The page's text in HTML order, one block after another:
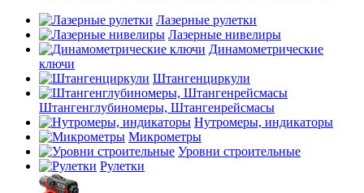
Лазерные рулетки
Лазерные нивелиры
Динамометрические
ключи
Штангенциркули
Штангенглубиномеры, Штангенрейсмасы
Нутромеры, индикаторы
Микрометры
Уровни строительные
Рулетки